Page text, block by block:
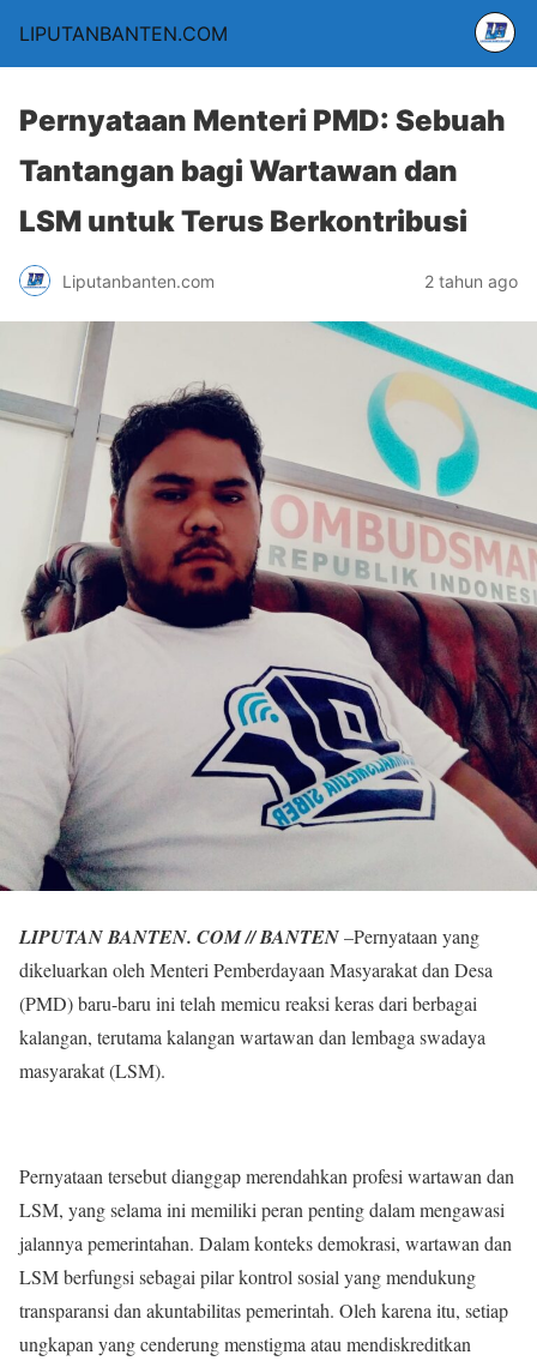
LIPUTANBANTEN.COM
Pernyataan Menteri PMD: Sebuah
Tantangan bagi Wartawan dan
LSM untuk Terus Berkontribusi
Liputanbanten.com 2 tahun ago
LIPUTAN BANTEN. COM // BANTEN–Pernyataan yang
dikeluarkan oleh Menteri Pemberdayaan Masyarakat dan Desa
(PMD) baru-baru ini telah memicu reaksi keras dari berbagai
kalangan, terutama kalangan wartawan dan lembaga swadaya
masyarakat (LSM).
Pernyataan tersebut dianggap merendahkan profesi wartawan dan
LSM, yang selama ini memiliki peran penting dalam mengawasi
jalannya pemerintahan. Dalam konteks demokrasi, wartawan dan
LSM berfungsi sebagai pilar kontrol sosial yang mendukung
transparansi dan akuntabilitas pemerintah. Oleh karena itu, setiap
ungkapan yang cenderung menstigma atau mendiskreditkan